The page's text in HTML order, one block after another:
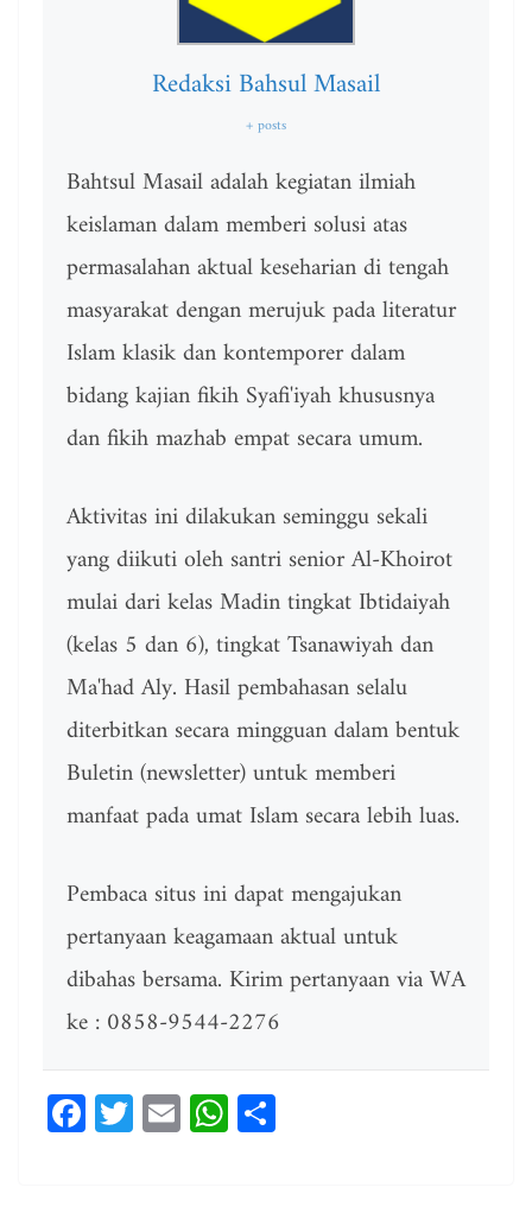
Redaksi Bahsul Masail
+ posts
Bahtsul Masail adalah kegiatan ilmiah
keislaman dalam memberi solusi atas
permasalahan aktual keseharian di tengah
masyarakat dengan merujuk pada literatur
Islam klasik dan kontemporer dalam
bidang kajian fikih Syafi'iyah khususnya
dan fikih mazhab empat secara umum.
Aktivitas ini dilakukan seminggu sekali
yang diikuti oleh santri senior Al-Khoirot
mulai dari kelas Madin tingkat Ibtidaiyah
(kelas 5 dan 6), tingkat Tsanawiyah dan
Ma'had Aly. Hasil pembahasan selalu
diterbitkan secara mingguan dalam bentuk
Buletin (newsletter) untuk memberi
manfaat pada umat Islam secara lebih luas.
Pembaca situs ini dapat mengajukan
pertanyaan keagamaan aktual untuk
dibahas bersama. Kirim pertanyaan via WA
ke : 0858-9544-2276
Fa
ce
T
wi
E
m
W
ha